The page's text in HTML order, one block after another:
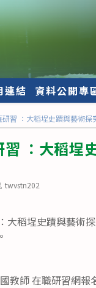
連結 資料公開專
習 ：大稻埕史蹟與藝術探
：大稻埕
twvstn202
稻埕史蹟與藝術
教師 在職研習網報